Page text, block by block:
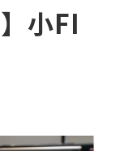
小FI